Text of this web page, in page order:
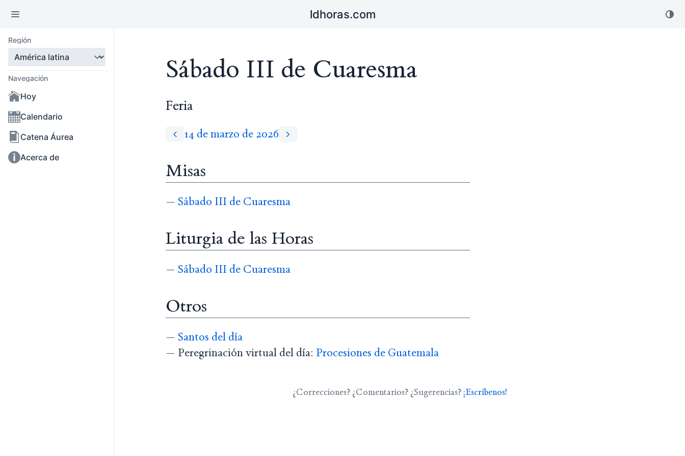
ldhoras.com
Región
Navegación
Hoy
Calendario
Catena Áurea
Acerca de
Sábado III de Cuaresma
Feria
14 de marzo de 2026
Misas
— Sábado III de Cuaresma
Liturgia de las Horas
— Sábado III de Cuaresma
Otros
— Santos del día
— Peregrinación virtual del día: Procesiones de Guatemala
¿Correcciones? ¿Comentarios? ¿Sugerencias? ¡Escríbenos!